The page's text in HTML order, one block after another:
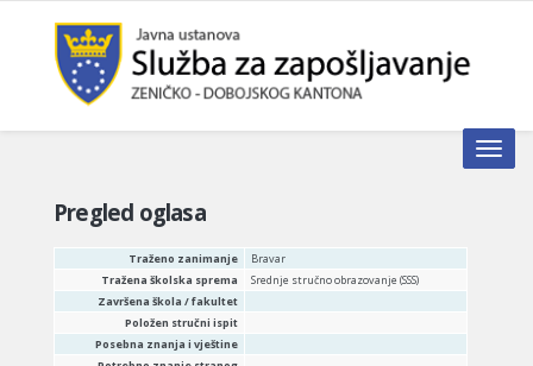
Toggle
Pregled oglasa
Traženo zanimanje
Bravar
Tražena školska sprema
Srednje stručno obrazovanje (SSS)
Završena škola / fakultet
Položen stručni ispit
Posebna znanja i vještine